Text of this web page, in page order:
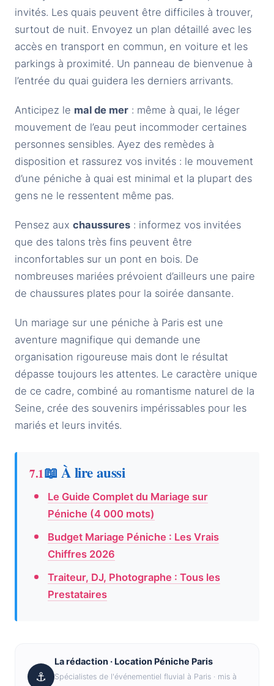
invités. Les quais peuvent être difficiles à trouver,
surtout de nuit. Envoyez un plan détaillé avec les
accès en transport en commun, en voiture et les
parkings à proximité. Un panneau de bienvenue à
l’entrée du quai guidera les derniers arrivants.
Anticipez le mal de mer : même à quai, le léger
mouvement de l’eau peut incommoder certaines
personnes sensibles. Ayez des remèdes à
disposition et rassurez vos invités : le mouvement
d’une péniche à quai est minimal et la plupart des
gens ne le ressentent même pas.
Pensez aux chaussures : informez vos invitées
que des talons très fins peuvent être
inconfortables sur un pont en bois. De
nombreuses mariées prévoient d’ailleurs une paire
de chaussures plates pour la soirée dansante.
Un mariage sur une péniche à Paris est une
aventure magnifique qui demande une
organisation rigoureuse mais dont le résultat
dépasse toujours les attentes. Le caractère unique
de ce cadre, combiné au romantisme naturel de la
Seine, crée des souvenirs impérissables pour les
mariés et leurs invités.
📖 À lire aussi
Le Guide Complet du Mariage sur
Péniche (4 000 mots)
Budget Mariage Péniche : Les Vrais
Chiffres 2026
Traiteur, DJ, Photographe : Tous les
Prestataires
⚓
La rédaction · Location Péniche Paris
Spécialistes de l'événementiel fluvial à Paris · mis à